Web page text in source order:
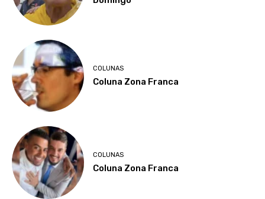
COLUNAS
Coluna Zona Franca
COLUNAS
Coluna Zona Franca